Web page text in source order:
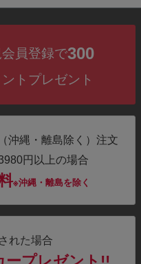
員登録で300
トプレゼント
沖縄・離島除く）注文
円以上の場合
※沖縄・離島を除く
れた場合